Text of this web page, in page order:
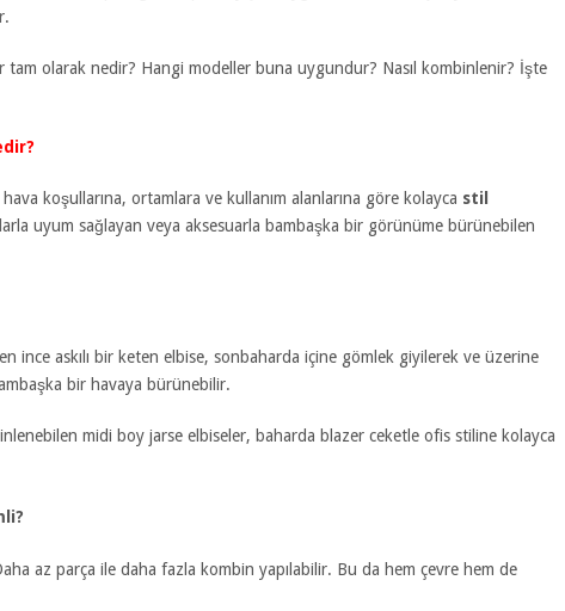
tam olarak nedir? Hangi modeller buna uygundur? Nasıl kombinlenir? İşte
koşullarına, ortamlara ve kullanım alanlarına göre kolayca stil
uyum sağlayan veya aksesuarla bambaşka bir görünüme bürünebilen
ince askılı bir keten elbise, sonbaharda içine gömlek giyilerek ve üzerine
bir havaya bürünebilir.
midi boy jarse elbiseler, baharda blazer ceketle ofis stiline kolayca
az parça ile daha fazla kombin yapılabilir. Bu da hem çevre hem de